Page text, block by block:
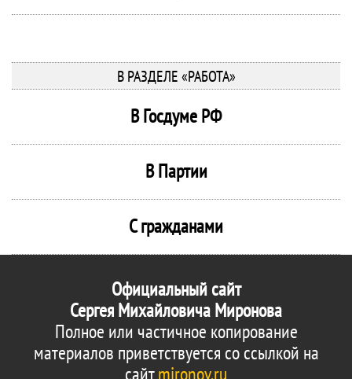
В РАЗДЕЛЕ «РАБОТА»
В Госдуме РФ
В Партии
С гражданами
Официальный сайт
Сергея Михайловича Миронова
Полное или частичное копирование
материалов приветствуется со ссылкой на
сайтmironov.ru